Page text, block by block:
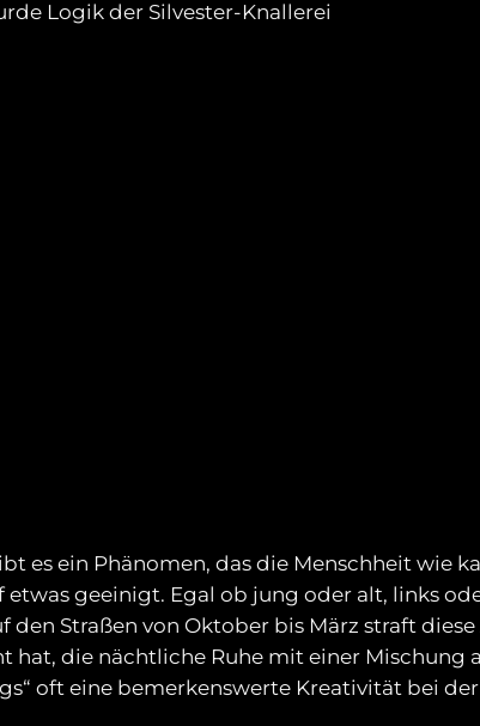
Logik der Silvester-Knallerei
es ein Phänomen, das die Menschheit wie
geeinigt. Egal ob jung oder alt, links
Straßen von Oktober bis März straft
hat, die nächtliche Ruhe mit einer
oft eine bemerkenswerte Kreativität bei